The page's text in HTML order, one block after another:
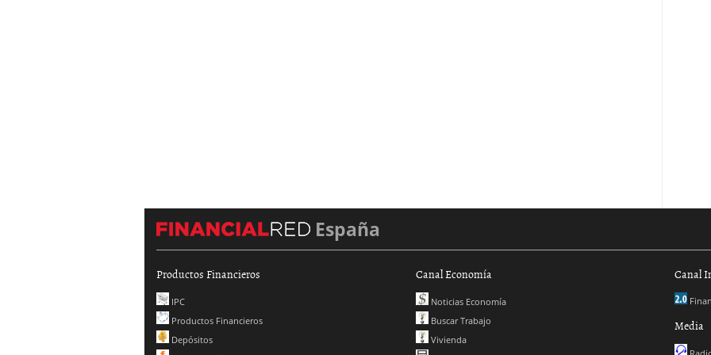
España
Productos Financieros
IPC
Productos Financieros
Depósitos
Canal Economía
Noticias Economía
Buscar Trabajo
Vivienda
Canal
Media